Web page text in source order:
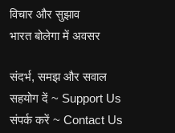
विचार और सुझाव
भारत बोलेगा में अवसर
संदर्भ, समझ और सवाल
सहयोग दें ~ Support Us
संपर्क करें ~ Contact Us